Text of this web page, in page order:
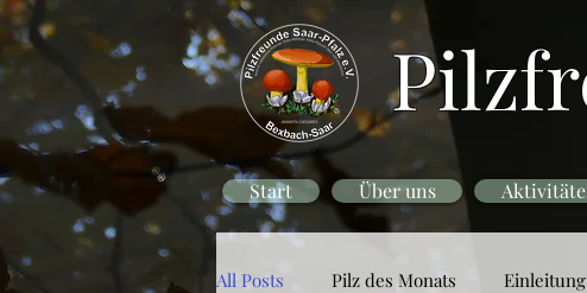
Start Über uns
All Posts Pilz des Monats Einleitung